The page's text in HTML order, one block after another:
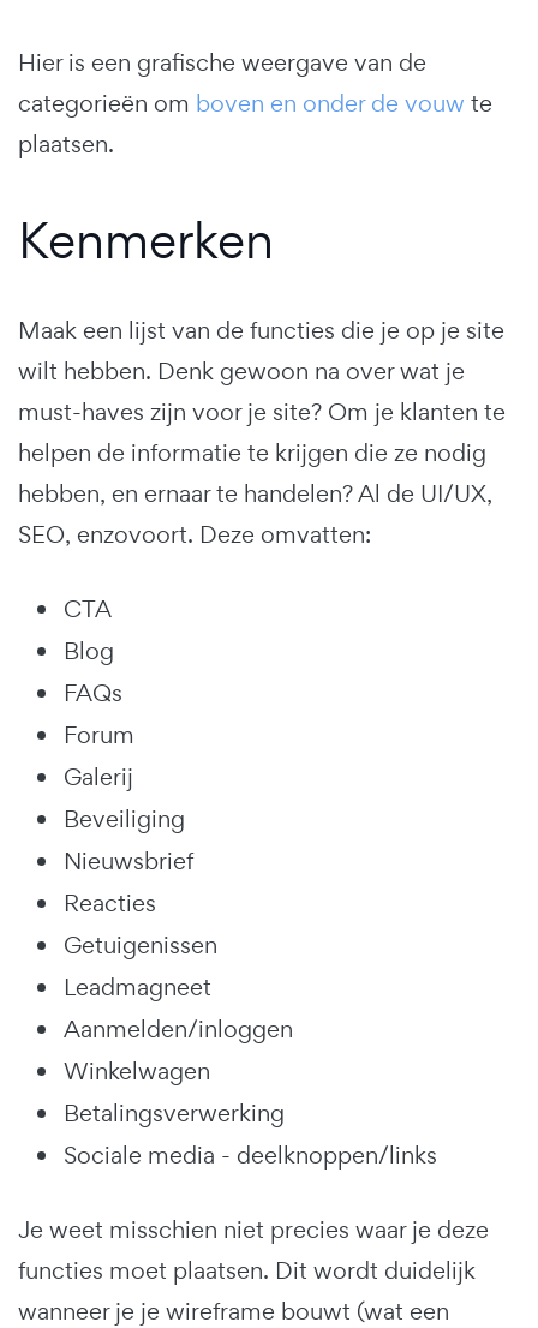
Hier is een grafische weergave van de
categorieën om boven en onder de vouw te
plaatsen.
Kenmerken
Maak een lijst van de functies die je op je site
wilt hebben. Denk gewoon na over wat je
must-haves zijn voor je site? Om je klanten te
helpen de informatie te krijgen die ze nodig
hebben, en ernaar te handelen? Al de UI/UX,
SEO, enzovoort. Deze omvatten:
CTA
Blog
FAQs
Forum
Galerij
Beveiliging
Nieuwsbrief
Reacties
Getuigenissen
Leadmagneet
Aanmelden/inloggen
Winkelwagen
Betalingsverwerking
Sociale media - deelknoppen/links
Je weet misschien niet precies waar je deze
functies moet plaatsen. Dit wordt duidelijk
wanneer je je wireframe bouwt (wat een